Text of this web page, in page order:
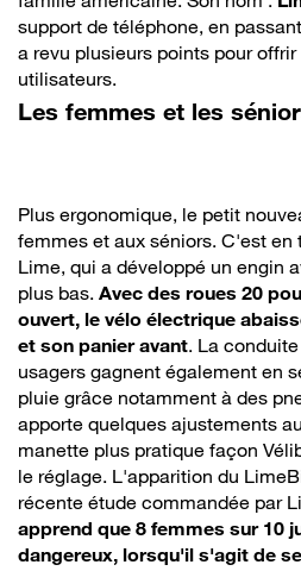
support de téléphone, en
a revu plusieurs points pour
utilisateurs.
Les femmes et les
Plus ergonomique, le petit
femmes et aux séniors. C'est
Lime, qui a développé un engin
plus bas. Avec des roues 20
ouvert, le vélo électrique
et son panier avant. La
usagers gagnent également en
pluie grâce notamment à des
apporte quelques ajustements
manette plus pratique façon
le réglage. L'apparition du
récente étude commandée par
apprend que 8 femmes sur 10
dangereux, lorsqu'il s'agit de